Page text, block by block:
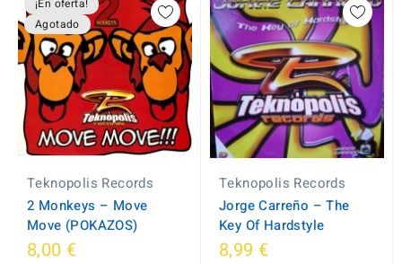
¡En oferta!
Agotado
Teknopolis Records
2 Monkeys – Move
Move (POKAZOS)
8,00 €
Teknopolis Records
Jorge Carreño – The
Key Of Hardstyle
8,99 €